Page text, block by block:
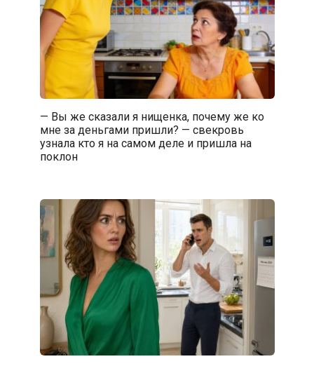
— Вы же сказали я нищенка, почему же ко
мне за деньгами пришли? — свекровь
узнала кто я на самом деле и пришла на
поклон